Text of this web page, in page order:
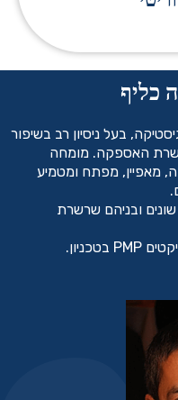
כליף
בעל ניסיון רב בשיפור
האספקה. מומחה
מאפיין, מפתח ומטמיע
ובניהם שרשרת